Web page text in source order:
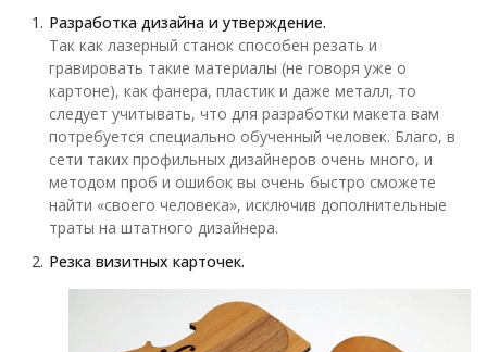
Разработка дизайна и утверждение.
Так как лазерный станок способен резать и
гравировать такие материалы (не говоря уже о
картоне), как фанера, пластик и даже металл, то
следует учитывать, что для разработки макета вам
потребуется специально обученный человек. Благо, в
сети таких профильных дизайнеров очень много, и
методом проб и ошибок вы очень быстро сможете
найти «своего человека», исключив дополнительные
траты на штатного дизайнера.
Резка визитных карточек.